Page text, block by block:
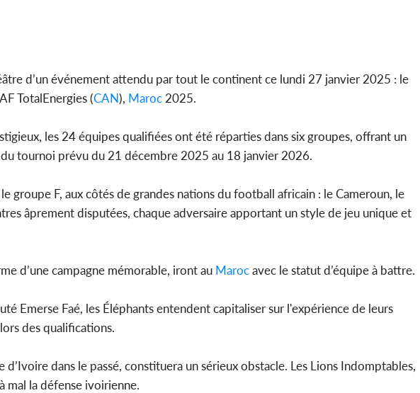
d’un événement attendu par tout le continent ce lundi 27 janvier 2025 : le
TotalEnergies (CAN), Maroc 2025.
les 24 équipes qualifiées ont été réparties dans six groupes, offrant un
tournoi prévu du 21 décembre 2025 au 18 janvier 2026.
groupe F, aux côtés de grandes nations du football africain : le Cameroun, le
âprement disputées, chaque adversaire apportant un style de jeu unique et
d’une campagne mémorable, iront au Marocavec le statut d’équipe à battre.
Emerse Faé, les Éléphants entendent capitaliser sur l'expérience de leurs
des qualifications.
dans le passé, constituera un sérieux obstacle. Les Lions Indomptables,
mal la défense ivoirienne.
2026, le discours très attendu
du PR Alassane...
africaine, le gouvernement
défend les abattag...